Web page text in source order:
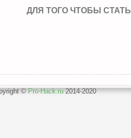
ДЛЯ ТОГО ЧТОБЫ СТАТЬ
©Pro-Hack.ru2014-2020